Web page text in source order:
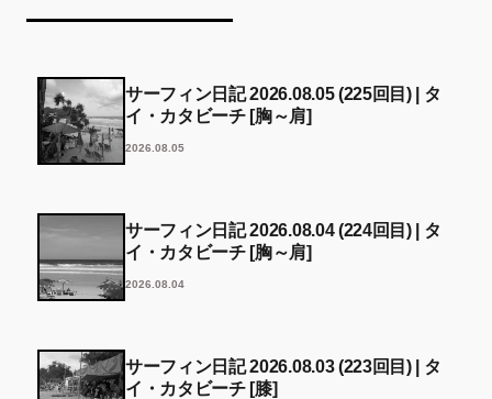
サーフィン日記 2026.08.05 (225回目) | タ
イ・カタビーチ [胸～肩]
2026.08.05
サーフィン日記 2026.08.04 (224回目) | タ
イ・カタビーチ [胸～肩]
2026.08.04
サーフィン日記 2026.08.03 (223回目) | タ
イ・カタビーチ [膝]